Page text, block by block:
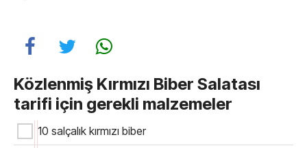
Közlenmiş Kırmızı Biber Salatası
tarifi için gerekli malzemeler
10 salçalık kırmızı biber